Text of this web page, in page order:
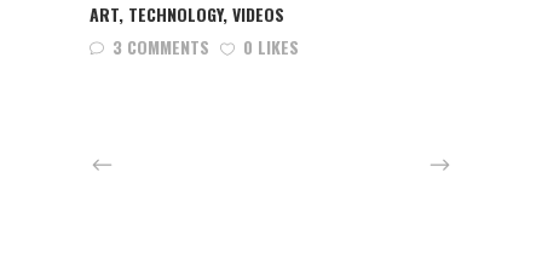
ART, TECHNOLOGY,VIDEOS
3 COMMENTS
0 LIKES